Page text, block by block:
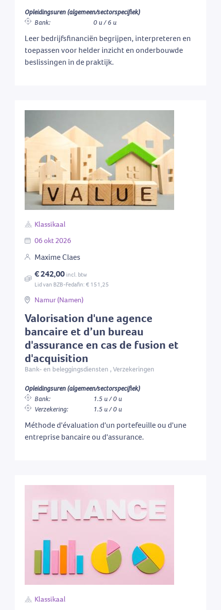
Opleidingsuren (algemeen/sectorspecifiek)
Bank:
0 u / 6 u
Leer bedrijfsfinanciën begrijpen, interpreteren en
toepassen voor helder inzicht en onderbouwde
beslissingen in de praktijk.
Valorisation d'une agence
bancaire et d’un bureau
d'assurance en cas de fusion et
d'acquisition
Bank- en beleggingsdiensten , Verzekeringen
Opleidingsuren (algemeen/sectorspecifiek)
Bank:
1.5 u / 0 u
Verzekering:
1.5 u / 0 u
Méthode d'évaluation d'un portefeuille ou d'une
entreprise bancaire ou d'assurance.
Klassikaal
06okt 2026
Maxime Claes
€ 242,00 incl. btw
Lid van BZB-Fedafin: € 151,25
Namur (Namen)
Klassikaal